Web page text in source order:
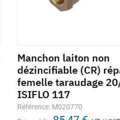
Manchon laiton non
dézincifiable (CR)
femelle taraudage
ISIFLO 117
Référence: M020770